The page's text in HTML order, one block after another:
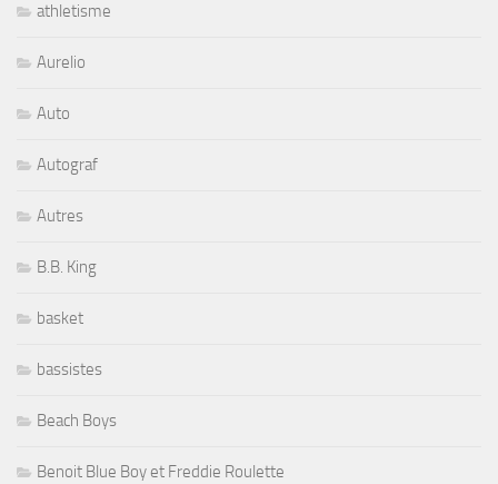
athletisme
Aurelio
Auto
Autograf
Autres
B.B. King
basket
bassistes
Beach Boys
Benoit Blue Boy et Freddie Roulette